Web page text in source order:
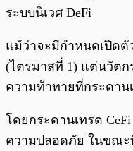
ระบบนิเวศ DeFi
แม้ว่าจะมีกำหนดเปิด
(ไตรมาสที่ 1) แต่นวัตก
ความท้าทายที่กระดาน
โดยกระดานเทรด
ความปลอดภัย ในขณะ